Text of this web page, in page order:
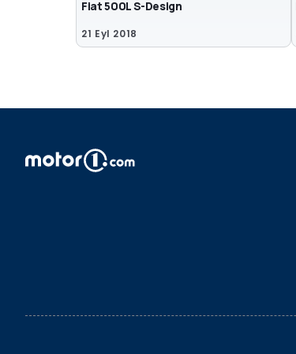
Fiat 500L S-Design
21 Eyl 2018